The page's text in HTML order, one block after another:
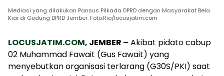
Mediasi yang dilakukan Pansus Pilkada DPRD dengan Masyarakat Bela
Kiai di Gedung DPRD Jember. Foto:Rio/locusjatim.com
LOCUSJATIM.COM, JEMBER – Akibat pidato cabup
02 Muhammad Fawait (Gus Fawait) yang
menyebutkan organisasi terlarang (G30S/PKI) saat